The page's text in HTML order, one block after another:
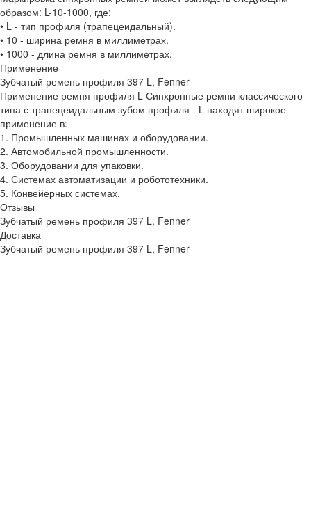
образом: L-10-1000, где:
• L - тип профиля (трапецеидальный).
• 10 - ширина ремня в миллиметрах.
• 1000 - длина ремня в миллиметрах.
Применение
Зубчатый ремень профиля 397 L, Fenner
Применение ремня профиля L Синхронные ремни классического
типа с трапецеидальным зубом профиля - L находят широкое
применение в:
1. Промышленных машинах и оборудовании.
2. Автомобильной промышленности.
3. Оборудовании для упаковки.
4. Системах автоматизации и робототехники.
5. Конвейерных системах.
Отзывы
Зубчатый ремень профиля 397 L, Fenner
Доставка
Зубчатый ремень профиля 397 L, Fenner